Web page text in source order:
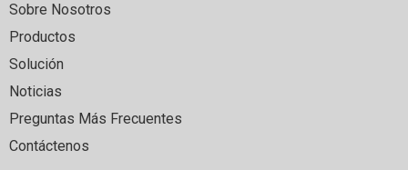
Sobre Nosotros
Productos
Solución
Noticias
Preguntas Más Frecuentes
Contáctenos